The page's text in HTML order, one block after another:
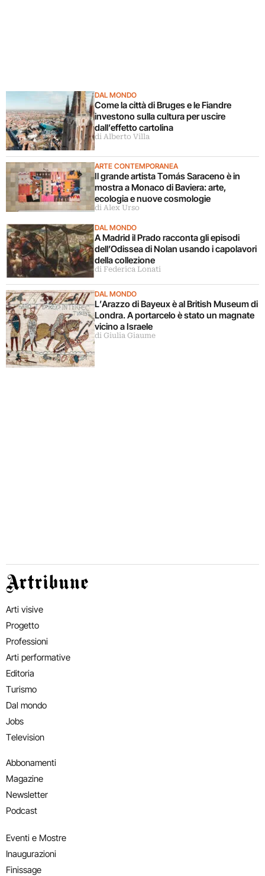
DAL MONDO
Come la città di Bruges e le Fiandre
investono sulla cultura per uscire
dall’effetto cartolina
di Alberto Villa
ARTE CONTEMPORANEA
Il grande artista Tomás Saraceno è in
mostra a Monaco di Baviera: arte,
ecologia e nuove cosmologie
di Alex Urso
DAL MONDO
A Madrid il Prado racconta gli episodi
dell’Odissea di Nolan usando i capolavori
della collezione
di Federica Lonati
DAL MONDO
L’Arazzo di Bayeux è al British Museum di
Londra. A portarcelo è stato un magnate
vicino a Israele
di Giulia Giaume
Artribune
Arti visive
Progetto
Professioni
Arti performative
Editoria
Turismo
Dal mondo
Jobs
Television
Abbonamenti
Magazine
Newsletter
Podcast
Eventi e Mostre
Inaugurazioni
Finissage